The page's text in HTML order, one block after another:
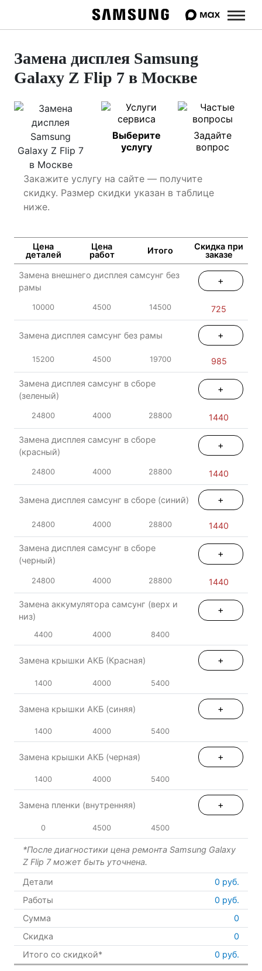
Замена дисплея Samsung
Galaxy Z Flip 7 в Москве
Выберите
услугу
Задайте
вопрос
Закажите услугу на сайте — получите
скидку. Размер скидки указан в таблице
ниже.
Цена
деталей
Цена
работ
Итого
Скидка при
заказе
Замена внешнего дисплея самсунг без
рамы
10000 4500 14500 725
+
Замена дисплея самсунг без рамы
15200 4500 19700 985
+
Замена дисплея самсунг в сборе
(зеленый)
24800 4000 28800 1440
+
Замена дисплея самсунг в сборе
(красный)
24800 4000 28800 1440
+
Замена дисплея самсунг в сборе (синий)
24800 4000 28800 1440
+
Замена дисплея самсунг в сборе
(черный)
24800 4000 28800 1440
+
Замена аккумулятора самсунг (верх и
низ)
4400 4000 8400
+
Замена крышки АКБ (Красная)
1400 4000 5400
+
Замена крышки АКБ (синяя)
1400 4000 5400
+
Замена крышки АКБ (черная)
1400 4000 5400
+
Замена пленки (внутренняя)
0 4500 4500
+
*После диагностики цена ремонта Samsung Galaxy
Z Flip 7 может быть уточнена.
Детали
0 руб.
Работы
0 руб.
Сумма
0
Скидка
0
Итого со скидкой*
0 руб.